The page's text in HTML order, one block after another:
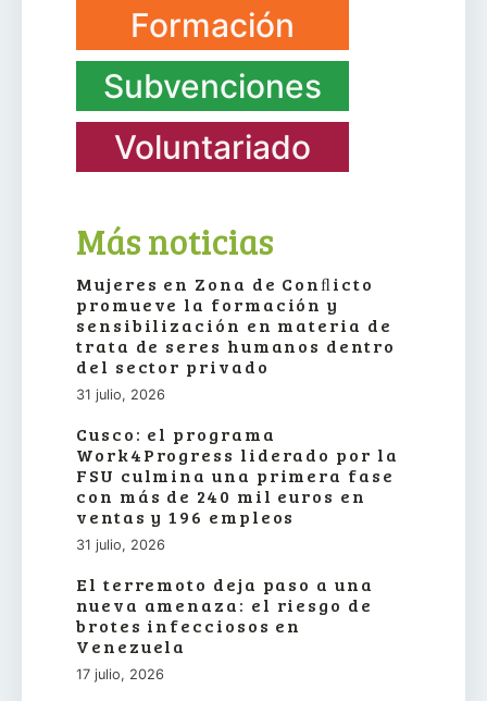
Formación
Subvenciones
Voluntariado
Más noticias
Mujeres en Zona de Conﬂicto
promueve la formación y
sensibilización en materia de
trata de seres humanos dentro
del sector privado
31 julio, 2026
Cusco: el programa
Work4Progress liderado por la
FSU culmina una primera fase
con más de 240 mil euros en
ventas y 196 empleos
31 julio, 2026
El terremoto deja paso a una
nueva amenaza: el riesgo de
brotes infecciosos en
Venezuela
17 julio, 2026